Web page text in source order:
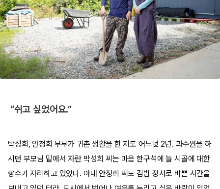
“쉬고 싶었어요.”
박성희, 안정희 부부가 귀촌 생활을 한 지도 어느덧 2년. 과수원을 하
시던 부모님 밑에서 자란 박성희 씨는 마음 한구석에 늘 시골에 대한
향수가 자리하고 있었다. 아내 안정희 씨도 김밥 장사로 바쁜 시간을